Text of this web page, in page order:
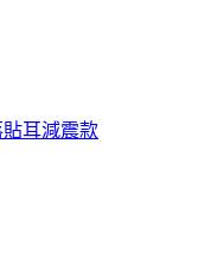
貼耳減震款